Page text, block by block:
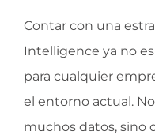
Contar con una
Intelligence ya no
para cualquier
el entorno actual.
muchos datos, sino